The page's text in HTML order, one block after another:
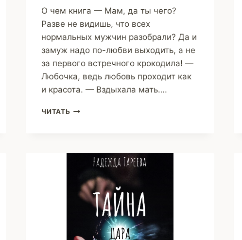
О чем книга — Мам, да ты чего?
Разве не видишь, что всех
нормальных мужчин разобрали? Да и
замуж надо по-любви выходить, а не
за первого встречного крокодила! —
Любочка, ведь любовь проходит как
и красота. — Вздыхала мать….
ЧИТАТЬ ПРИНЦЕССА
ГАРЕЕВА)